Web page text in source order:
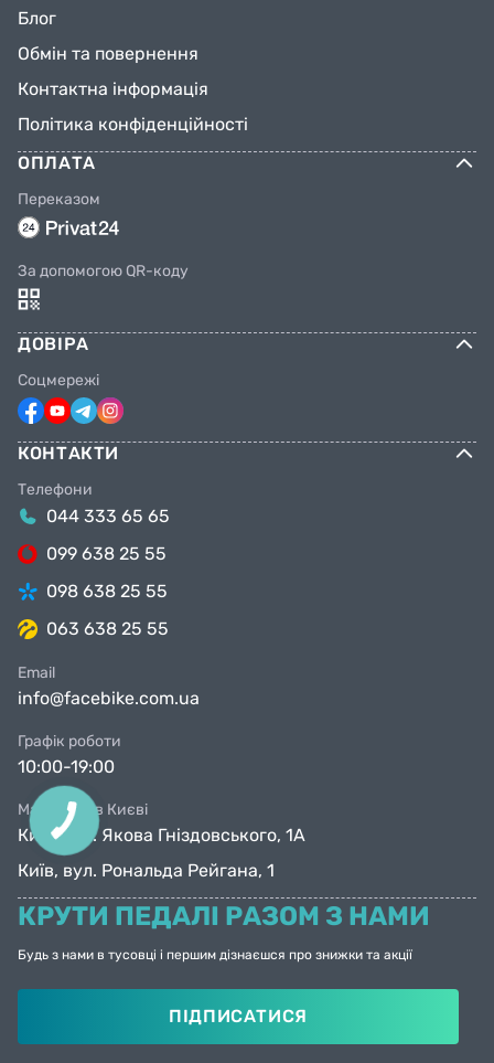
Новая резиновая смесь «Pure Grip» («Чистый
технологий Continental сразу за смесью
BlackChili и используется в шинах как для
шоссейных, так и для горных велосипедов.
При обеспечении отличного сцепления с
поверхностью, смесь Pure Grip одновременно
Китае.
Блог
Обмін та повернення
Контактна інформація
Політика конфіденційності
ОПЛАТА
Переказом
За допомогою QR-коду
ДОВІРА
Соцмережі
КОНТАКТИ
Телефони
044 333 65 65
099 638 25 55
098 638 25 55
063 638 25 55
Email
info@facebike.com.ua
Графік роботи
10:00-19:00
Магазини в Києві
Київ, вул. Якова Гніздовського, 1А
Київ, вул. Рональда Рейгана, 1
КРУТИ ПЕДАЛІ РАЗОМ З НАМИ
Будь з нами в тусовці і першим дізнаєшся про знижки та акції
ПІДПИСАТИСЯ